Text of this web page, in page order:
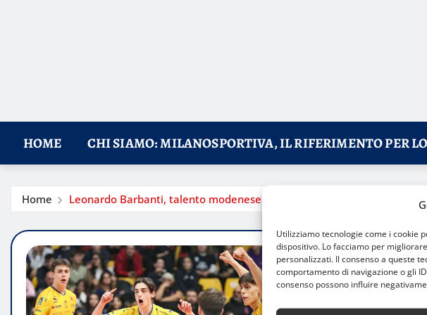
Utilizziamo tecnologie come i cookie
dispositivo. Lo facciamo per
personalizzati. Il consenso a queste
comportamento di navigazione o gli
consenso possono influire
HOME CHI SIAMO: MILANOSPORTIVA, IL RIFERIMENTO PER
Home Leonardo Barbanti, talento modenese tra maturità e SuperLega: